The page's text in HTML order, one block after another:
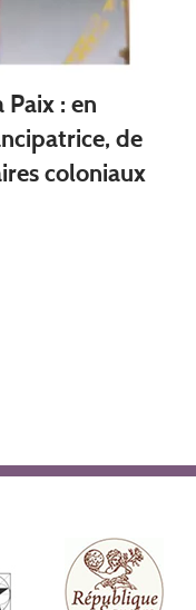
: en
de
coloniaux